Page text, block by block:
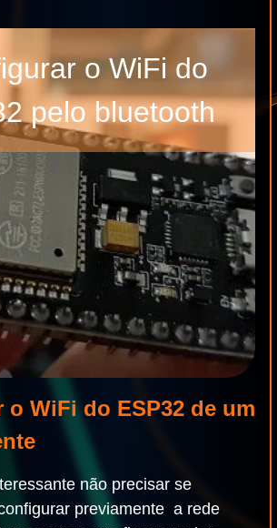
o WiFi do
pelo bluetooth
o WiFi do ESP32 de um
não precisar se
previamente a rede